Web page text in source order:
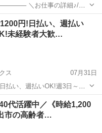
食の準...
チン
円!日払い、週払い
未経験者大歓…
ス
07月31日
払い、週払いOK!週3日～勤
<勤務地> 香川県 高松市 ス
アナタ必見です(」 ロ )」!...
代活躍中／《時給1,200
市の高齢者…